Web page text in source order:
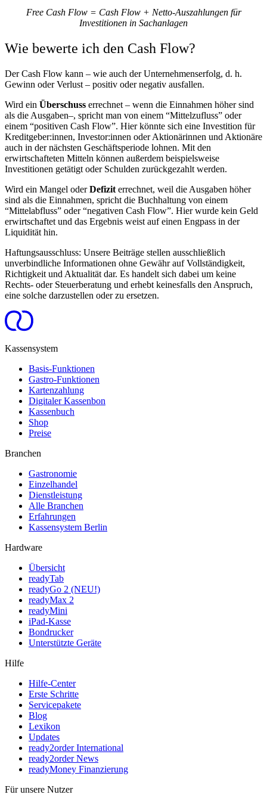
Free Cash Flow = Cash Flow + Netto-Auszahlungen für
Investitionen in Sachanlagen
Wie bewerte ich den Cash Flow?
Der Cash Flow kann – wie auch der Unternehmenserfolg, d. h.
Gewinn oder Verlust – positiv oder negativ ausfallen.
Wird ein Überschuss errechnet – wenn die Einnahmen höher sind
als die Ausgaben–, spricht man von einem “Mittelzufluss” oder
einem “positiven Cash Flow”. Hier könnte sich eine Investition für
Kreditgeber:innen, Investor:innen oder Aktionärinnen und Aktionäre
auch in der nächsten Geschäftsperiode lohnen. Mit den
erwirtschafteten Mitteln können außerdem beispielsweise
Investitionen getätigt oder Schulden zurückgezahlt werden.
Wird ein Mangel oderDefizit errechnet, weil die Ausgaben höher
sind als die Einnahmen, spricht die Buchhaltung von einem
“Mittelabfluss” oder “negativen Cash Flow”. Hier wurde kein Geld
erwirtschaftet und das Ergebnis weist auf einen Engpass in der
Liquidität hin.
Haftungsausschluss: Unsere Beiträge stellen ausschließlich
unverbindliche Informationen ohne Gewähr auf Vollständigkeit,
Richtigkeit und Aktualität dar. Es handelt sich dabei um keine
Rechts- oder Steuerberatung und erhebt keinesfalls den Anspruch,
eine solche darzustellen oder zu ersetzen.
Kassensystem
Basis-Funktionen
Gastro-Funktionen
Kartenzahlung
Digitaler Kassenbon
Kassenbuch
Shop
Preise
Branchen
Gastronomie
Einzelhandel
Dienstleistung
Alle Branchen
Erfahrungen
Kassensystem Berlin
Hardware
Übersicht
readyTab
readyGo 2 (NEU!)
readyMax 2
readyMini
iPad-Kasse
Bondrucker
Unterstützte Geräte
Hilfe
Hilfe-Center
Erste Schritte
Servicepakete
Blog
Lexikon
Updates
ready2order International
ready2order News
readyMoney Finanzierung
Für unsere Nutzer